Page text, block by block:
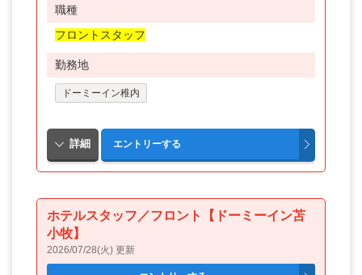
職種
フロントスタッフ
勤務地
ドーミーイン稚内
ホテルスタッフ／フロント【ドーミーイン苫
小牧】
2026/07/28(火) 更新